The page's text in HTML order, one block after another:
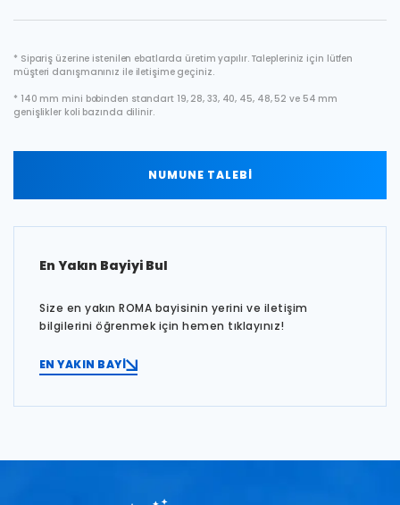
* Sipariş üzerine istenilen ebatlarda üretim yapılır. Talepleriniz için lütfen
müşteri danışmanınız ile iletişime geçiniz.
* 140 mm mini bobinden standart 19, 28, 33, 40, 45, 48, 52 ve 54 mm
genişlikler koli bazında dilinir.
NUMUNE TALEBİ
En Yakın Bayiyi Bul
Size en yakın ROMA bayisinin yerini ve iletişim
bilgilerini öğrenmek için hemen tıklayınız!
EN YAKIN BAYİ